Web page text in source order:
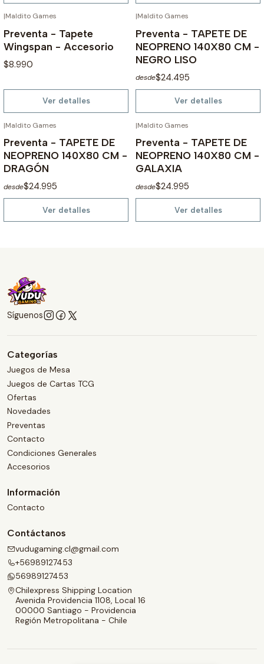
|Maldito Games
Preventa - Tapete
Wingspan - Accesorio
$8.990
Ver detalles
|Maldito Games
Preventa - TAPETE DE
NEOPRENO 140X80 CM -
NEGRO LISO
desde$24.495
Ver detalles
|Maldito Games
Preventa - TAPETE DE
NEOPRENO 140X80 CM -
DRAGÓN
desde$24.995
Ver detalles
|Maldito Games
Preventa - TAPETE DE
NEOPRENO 140X80 CM -
GALAXIA
desde$24.995
Ver detalles
Síguenos
Categorías
Juegos de Mesa
Juegos de Cartas TCG
Ofertas
Novedades
Preventas
Contacto
Condiciones Generales
Accesorios
Información
Contacto
Contáctanos
vudugaming.cl@gmail.com
+56989127453
56989127453
Chilexpress Shipping Location
Avenida Providencia 1108, Local 16
00000 Santiago - Providencia
Región Metropolitana - Chile